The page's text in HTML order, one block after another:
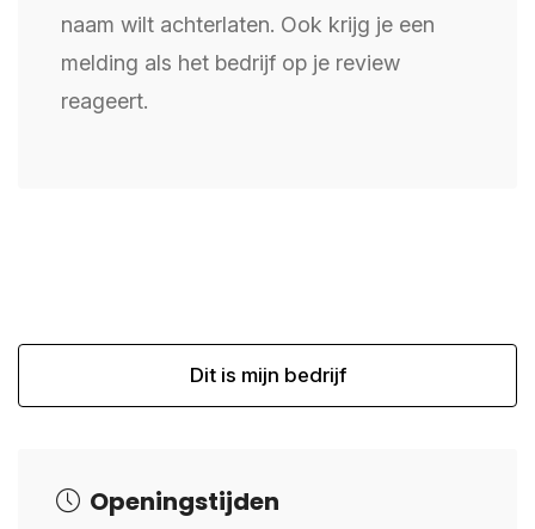
naam wilt achterlaten. Ook krijg je een
melding als het bedrijf op je review
reageert.
Dit is mijn bedrijf
Openingstijden